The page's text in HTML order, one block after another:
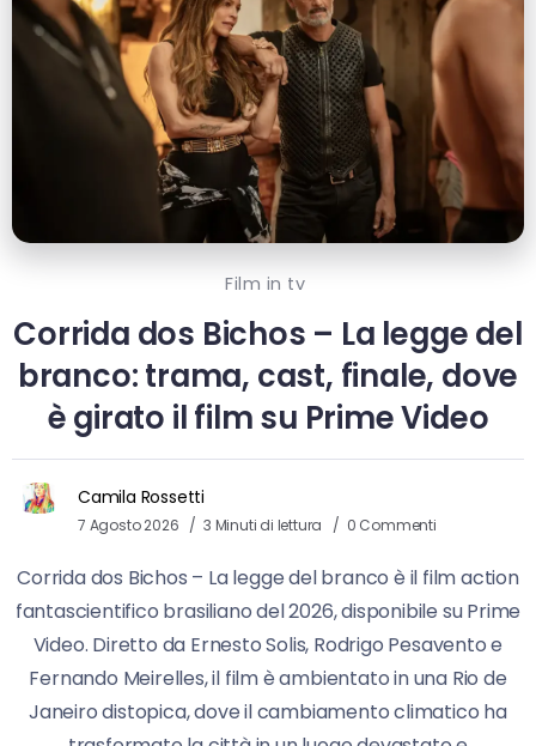
Film in tv
Corrida dos Bichos – La legge del
branco: trama, cast, finale, dove
è girato il film su Prime Video
Camila Rossetti
7 Agosto 2026 3 Minuti di lettura 0 Commenti
Corrida dos Bichos – La legge del branco è il film action
fantascientifico brasiliano del 2026, disponibile su Prime
Video. Diretto da Ernesto Solis, Rodrigo Pesavento e
Fernando Meirelles, il film è ambientato in una Rio de
Janeiro distopica, dove il cambiamento climatico ha